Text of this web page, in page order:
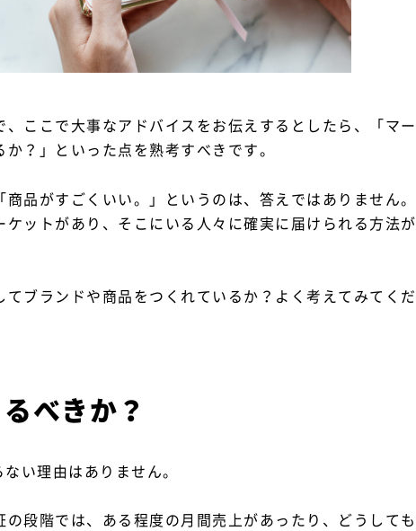
ここで大事なアドバイスをお伝えするとしたら、「マー
？」といった点を熟考すべきです。
品がすごくいい。」というのは、答えではありません。
ットがあり、そこにいる人々に確実に届けられる方法が
ブランドや商品をつくれているか？よく考えてみてくだ
べきか？
い理由はありません。
段階では、ある程度の月間売上があったり、どうしても